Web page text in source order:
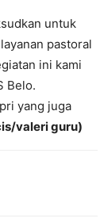
untuk
pastoral
ini kami
Belo.
yang juga
valeri guru)